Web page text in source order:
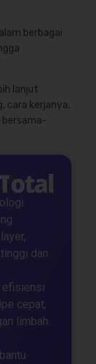
berbagai
lanjut
cara kerjanya,
bersama-
dan
efisiensi
cepat,
limbah